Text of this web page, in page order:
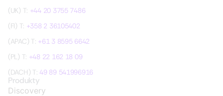
(UK) T: +44 20 3755 7486
(FI) T: +358 2 36105402
(APAC) T: +61 3 8595 6642
(PL) T: +48 22 162 18 09
(DACH) T: 49 89 541996916
Produkty
Discovery